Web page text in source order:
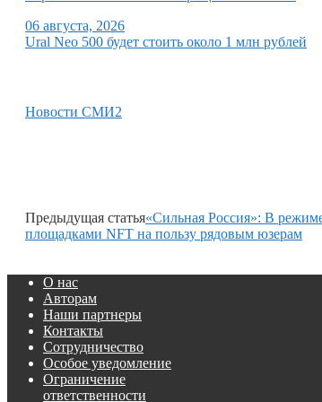
06 августа, 2026
Ural Neo 500 будет стоить около 1 млн рублей
Новости СМИ2
Предыдущая статья«Сильная Россия»: В
площадками NFT на пользу рядовым юзерам
О нас
Авторам
Наши партнеры
Контакты
Сотрудничество
Особое уведомление
Ограничение
ответственности